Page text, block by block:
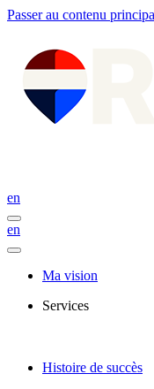
Passer au contenu
en
en
Ma vision
Services
Histoire de succès